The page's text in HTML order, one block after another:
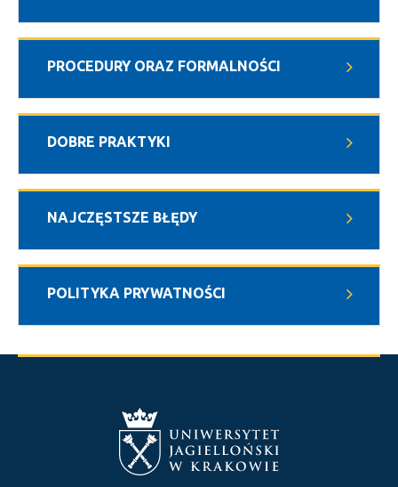
PROCEDURY ORAZ FORMALNOŚCI
DOBRE PRAKTYKI
NAJCZĘSTSZE BŁĘDY
POLITYKA PRYWATNOŚCI